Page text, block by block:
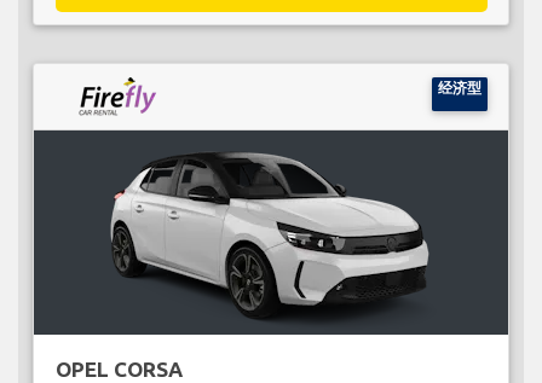
经济型
OPEL CORSA